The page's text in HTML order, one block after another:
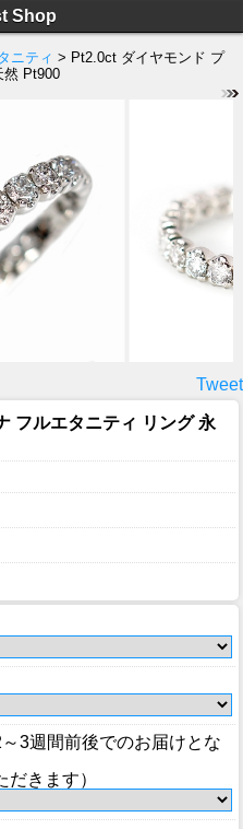
Shop
ニティ > Pt2.0ct ダイヤモンド プ
然 Pt900
Tweet
フルエタニティ リング 永
3週間前後でのお届けとな
だきます）